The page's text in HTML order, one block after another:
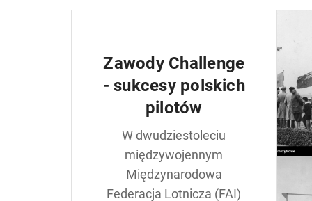
Zawody Challenge
- sukcesy polskich
pilotów
W dwudziestoleciu
międzywojennym
Międzynarodowa
Federacja Lotnicza (FAI)